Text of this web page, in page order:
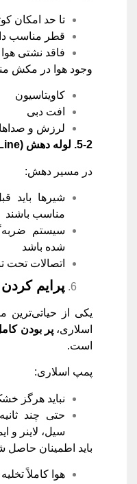
تا حد امکان
قطر مناسب
فاقد نشتی
وجود هوا در مکش
کاویتاسیون
افت دبی
لرزش و
5-2. لوله دهش (Discharge Line)
در مسیر دهش:
شیرها باید
مناسب باشند
سیستم
شده باشد
اتصالات تحت
پرایم کردن
یکی از حیاتی‌ترین
اسلاری،پر بودن
است.
پمپ اسلاری:
نباید هرگز
حتی چند
سیل، لاینر و
باید اطمینان حاصل
هوا کاملاً